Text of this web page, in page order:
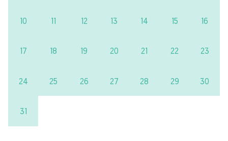
10 11 12 13 14 15 16
17 18 19 20 21 22 23
24 25 26 27 28 29 30
31